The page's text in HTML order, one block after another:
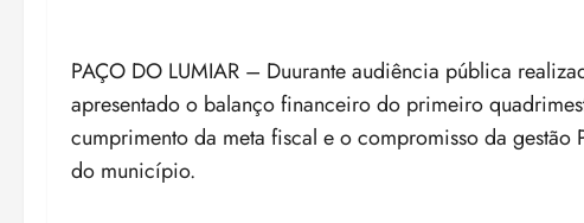
PAÇO DO LUMIAR – Duurante audiência pública
apresentado o balanço financeiro do primeiro
cumprimento da meta fiscal e o compromisso da
do município.